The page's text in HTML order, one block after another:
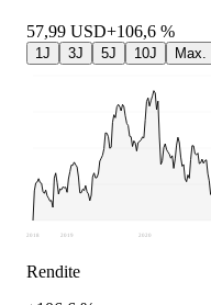
57,99 USD+106,6 %
1J 3J 5J 10J Max.
2018 2019 2020
Rendite